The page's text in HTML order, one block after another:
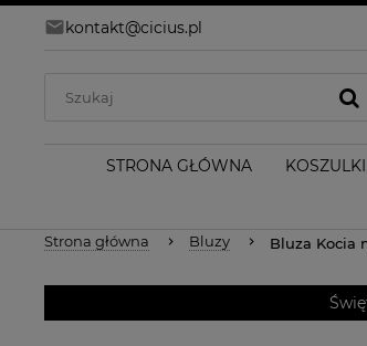
kontakt@cicius.pl
STRONA GŁÓWNA KOSZULKI
Strona główna Bluzy Bluza Kocia